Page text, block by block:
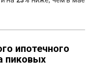
ипотечного
пиковых